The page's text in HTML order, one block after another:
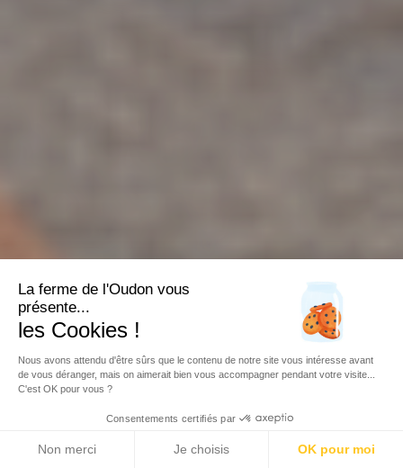
La ferme de l'Oudon vous
présente...
les Cookies !
Nous avons attendu d'être sûrs que le contenu de notre site vous intéresse avant
de vous déranger, mais on aimerait bien vous accompagner pendant votre visite...
C'est OK pour vous ?
Consentements certifiés par
Non merci Je choisis OK pour moi